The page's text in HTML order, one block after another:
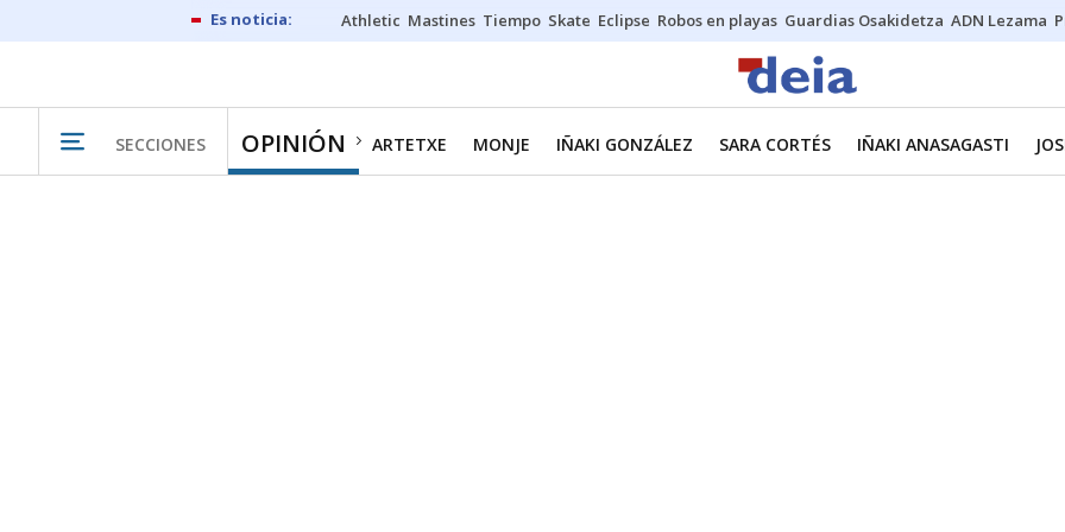
Athletic Mastines Tiempo Skate Eclipse Robos en playas Guardias Osakidetza ADN Lezama
SECCIONES OPINIÓN ARTETXE MONJE IÑAKI GONZÁLEZ SARA CORTÉS IÑAKI ANASAGASTI